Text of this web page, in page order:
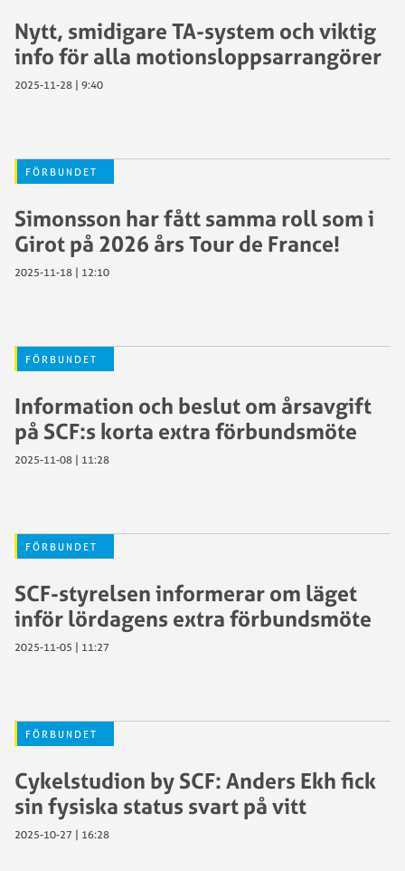
Nytt, smidigare TA-system och viktig
info för alla motionsloppsarrangörer
2025-11-28 | 9:40
FÖRBUNDET
Simonsson har fått samma roll som i
Girot på 2026 års Tour de France!
2025-11-18 | 12:10
FÖRBUNDET
Information och beslut om årsavgift
på SCF:s korta extra förbundsmöte
2025-11-08 | 11:28
FÖRBUNDET
SCF-styrelsen informerar om läget
inför lördagens extra förbundsmöte
2025-11-05 | 11:27
FÖRBUNDET
Cykelstudion by SCF: Anders Ekh fick
sin fysiska status svart på vitt
2025-10-27 | 16:28